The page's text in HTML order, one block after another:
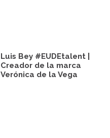
Luis Bey #EUDEtalent |
Creador de la marca
Verónica de la Vega